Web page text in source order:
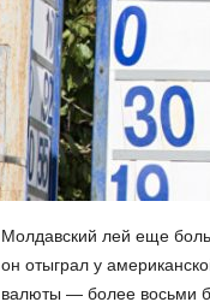
Молдавский лей еще
он отыграл у
валюты — более восьми